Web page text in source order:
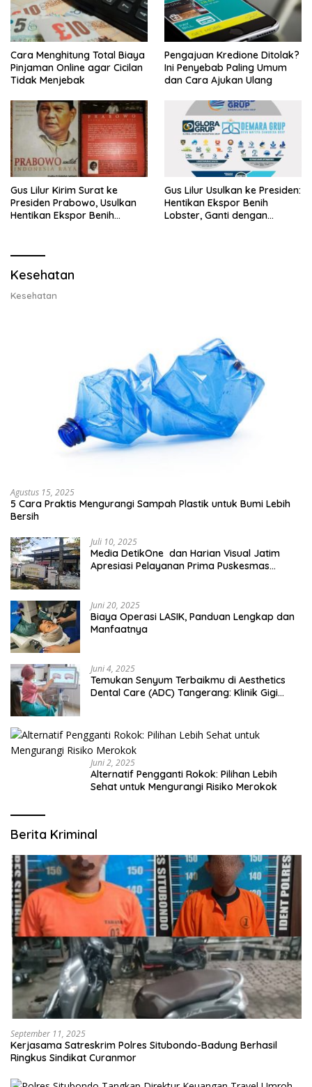
Cara Menghitung Total Biaya
Pinjaman Online agar Cicilan
Tidak Menjebak
Pengajuan Kredione Ditolak?
Ini Penyebab Paling Umum
dan Cara Ajukan Ulang
Gus Lilur Kirim Surat ke
Presiden Prabowo, Usulkan
Hentikan Ekspor Benih
Gus Lilur Usulkan ke Presiden:
Hentikan Ekspor Benih
Lobster, Ganti dengan
Kesehatan
Kesehatan
Agustus 15, 2025
5 Cara Praktis Mengurangi Sampah Plastik untuk Bumi Lebih
Bersih
Juli 10, 2025
Media DetikOne dan Harian Visual Jatim
Apresiasi Pelayanan Prima Puskesmas
Juni 20, 2025
Biaya Operasi LASIK, Panduan Lengkap dan
Manfaatnya
Juni 4, 2025
Temukan Senyum Terbaikmu di Aesthetics
Dental Care (ADC) Tangerang: Klinik Gigi
Juni 2, 2025
Alternatif Pengganti Rokok: Pilihan Lebih
Sehat untuk Mengurangi Risiko Merokok
Berita Kriminal
September 11, 2025
Kerjasama Satreskrim Polres Situbondo-Badung Berhasil
Ringkus Sindikat Curanmor